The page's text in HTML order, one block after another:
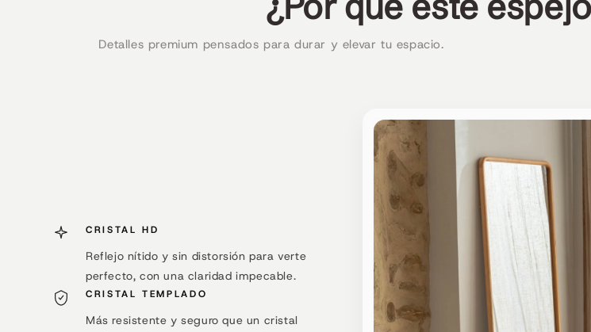
Detalles premium pensados para durar y elevar tu espacio.
CRISTAL HD
Reflejo nítido y sin distorsión para verte
perfecto, con una claridad impecable.
CRISTAL TEMPLADO
Más resistente y seguro que un cristal